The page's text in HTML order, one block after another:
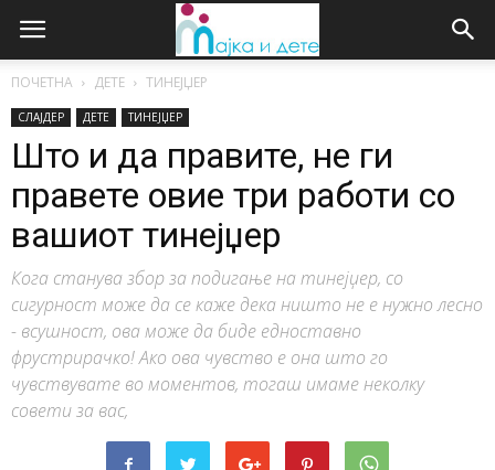
ПОЧЕТНА ДЕТЕ ТИНЕЈЏЕР
СЛАЈДЕР ДЕТЕ ТИНЕЈЏЕР
Што и да правите, не ги
правете овие три работи со
вашиот тинејџер
Кога станува збор за подигање на тинејџер, со
сигурност може да се каже дека ништо не е нужно лесно
- всушност, ова може да биде едноставно
фрустрирачко! Ако ова чувство е она што го
чувствувате во моментов, тогаш имаме неколку
совети за вас,